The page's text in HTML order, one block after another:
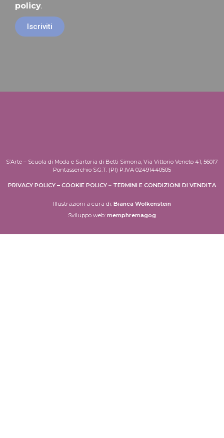
policy.
Iscriviti
S’Arte – Scuola di Moda e Sartoria di Betti Simona, Via Vittorio Veneto 41, 56017
Pontasserchio S.G.T. (PI) P.IVA 02491440505
PRIVACY POLICY – COOKIE POLICY – TERMINI E CONDIZIONI DI VENDITA
Illustrazioni a cura di: Bianca Wolkenstein
Sviluppo web: memphremagog